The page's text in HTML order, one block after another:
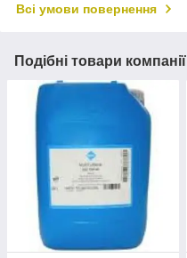
Всі умови повернення
Подібні товари компанії